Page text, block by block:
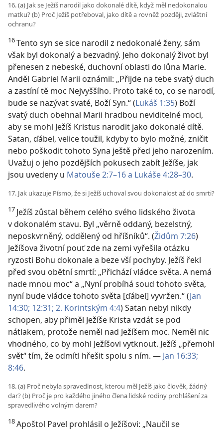
16. (a) Jak se Ježíš narodil jako dokonalé dítě, když měl nedokonalou
matku? (b) Proč Ježíš potřeboval, jako dítě a rovněž později, zvláštní
ochranu?
16Tento syn se sice narodil z nedokonalé ženy, sám
však byl dokonalý a bezvadný. Jeho dokonalý život byl
přenesen z nebeské, duchovní oblasti do lůna Marie.
Anděl Gabriel Marii oznámil: „Přijde na tebe svatý duch
a zastíní tě moc Nejvyššího. Proto také to, co se narodí,
bude se nazývat svaté, Boží Syn.“ (Lukáš 1:35) Boží
svatý duch obehnal Marii hradbou neviditelné moci,
aby se mohl Ježíš Kristus narodit jako dokonalé dítě.
Satan, ďábel, velice toužil, kdyby to bylo možné, zničit
nebo poškodit tohoto Syna ještě před jeho narozením.
Uvažuj o jeho pozdějších pokusech zabít Ježíše, jak
jsou uvedeny u Matouše 2:7–16 a Lukáše 4:28–30.
17. Jak ukazuje Písmo, že si Ježíš uchoval svou dokonalost až do smrti?
17 Ježíš zůstal během celého svého lidského života
v dokonalém stavu. Byl „věrně oddaný, bezelstný,
neposkvrněný, oddělený od hříšníků“. (Židům 7:26)
Ježíšova životní pouť zde na zemi vyřešila otázku
ryzosti Bohu dokonale a beze vší pochyby. Ježíš řekl
před svou obětní smrtí: „Přichází vládce světa. A nemá
nade mnou moc“ a „Nyní probíhá soud tohoto světa,
nyní bude vládce tohoto světa [ďábel] vyvržen.“ (Jan
14:30; 12:31; 2. Korintským 4:4) Satan nebyl nikdy
schopen, aby přiměl Ježíše Krista vzdát se pod
nátlakem, protože neměl nad Ježíšem moc. Neměl nic
vhodného, co by mohl Ježíšovi vytknout. Ježíš „přemohl
svět“ tím, že odmítl hřešit spolu s ním. — Jan 16:33;
8:46.
18. (a) Proč nebyla spravedlnost, kterou měl Ježíš jako člověk, žádný
dar? (b) Proč je pro každého jiného člena lidské rodiny prohlášení za
spravedlivého volným darem?
18Apoštol Pavel prohlásil o Ježíšovi: „Naučil se